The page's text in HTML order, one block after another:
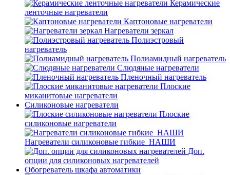
Керамические
ленточные нагреватели
Каптоновые нагреватели
Нагреватели зеркал
Полиэстровый
нагреватель
Полиамидный нагреватель
Слюдяные нагреватели
Пленочный нагреватель
Плоские
миканитовые нагреватели
Силиконовые нагреватели
Плоские
силиконовые нагреватели
Нагреватели силиконовые гибкие_НАШИ
Доп.
опции для силиконовых нагревателей
Обогреватель шкафа автоматики